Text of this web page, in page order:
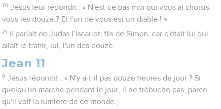
70 Jésus leur répondit : « N'est-ce pas moi qui vous ai choisis,
vous les douze ? Et l'un de vous est un diable ! »
71
Il parlait de Judas l’Iscariot, fils de Simon, car c'était lui qui
allait le trahir, lui, l'un des douze.
Jean 11
9 Jésus répondit : « N'y a-t-il pas douze heures de jour ? Si
quelqu'un marche pendant le jour, il ne trébuche pas, parce
qu'il voit la lumière de ce monde ;